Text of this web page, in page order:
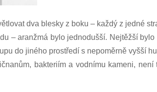
dva blesky z boku – každý z jedné
– aranžmá bylo jednodušší. Nejtěžší
do jiného prostředí s nepoměrně vyšší
bakteriím a vodnímu kameni, není